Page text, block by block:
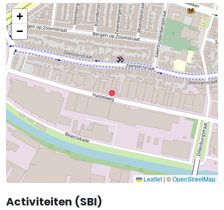
+
−
Leaflet | ©OpenStreetMap
Activiteiten (SBI)